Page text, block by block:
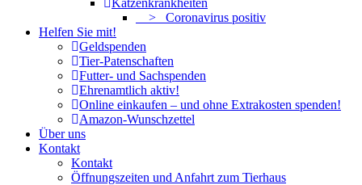
Katzenkrankheiten
> Coronavirus positiv
Helfen Sie mit!
Geldspenden
Tier-Patenschaften
Futter- und Sachspenden
Ehrenamtlich aktiv!
Online einkaufen – und ohne Extrakosten spenden!
Amazon-Wunschzettel
Über uns
Kontakt
Kontakt
Öffnungszeiten und Anfahrt zum Tierhaus